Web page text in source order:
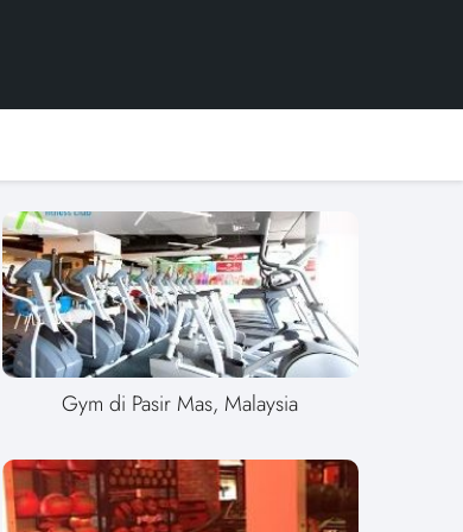
Gym di Pasir Mas, Malaysia